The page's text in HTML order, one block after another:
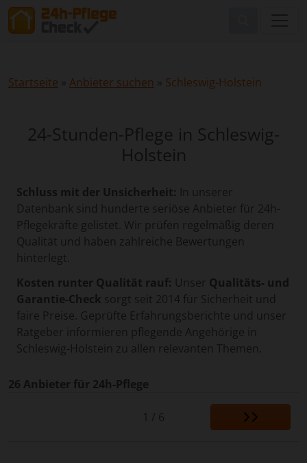
Startseite » Anbieter suchen » Schleswig-Holstein
24-Stunden-Pflege in Schleswig-
Holstein
Schluss mit der Unsicherheit: In unserer
Datenbank sind hunderte seriöse Anbieter für 24h-
Pflegekräfte gelistet. Wir prüfen regelmäßig deren
Qualität und haben zahlreiche Bewertungen
hinterlegt.
Kosten runter Qualität rauf: Unser Qualitäts- und
Garantie-Check sorgt seit 2014 für Sicherheit und
faire Preise. Geprüfte Erfahrungsberichte und unser
Ratgeber informieren pflegende Angehörige in
Schleswig-Holstein zu allen relevanten Themen.
26 Anbieter für 24h-Pflege
1 / 6